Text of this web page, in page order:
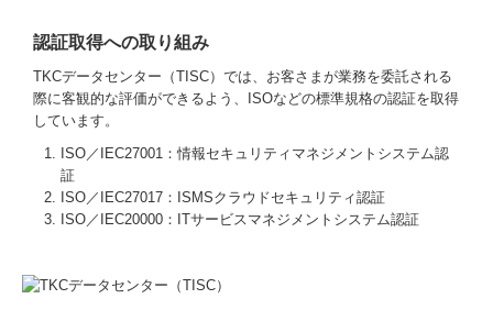
認証取得への取り組み
TKCデータセンター（TISC）では、お客さまが業務を委託される
際に客観的な評価ができるよう、ISOなどの標準規格の認証を取得
しています。
ISO／IEC27001：情報セキュリティマネジメントシステム認
証
ISO／IEC27017：ISMSクラウドセキュリティ認証
ISO／IEC20000：ITサービスマネジメントシステム認証